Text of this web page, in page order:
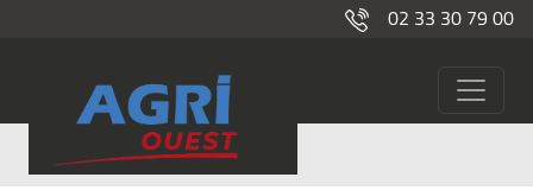
02 33 30 79 00
Occasions126447